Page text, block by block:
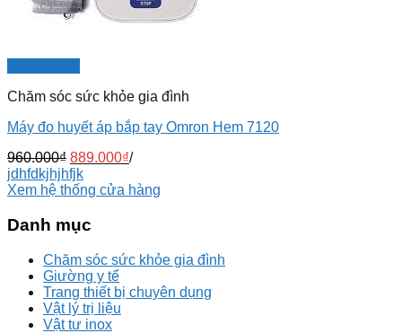
Chăm sóc sức khỏe gia đình
Máy đo huyết áp bắp tay Omron Hem 7120
960.000₫ 889.000₫/
jdhfdkjhjhfjk
Xem hệ thống cửa hàng
Danh mục
Chăm sóc sức khỏe gia đình
Giường y tế
Trang thiết bị chuyên dụng
Vật lý trị liệu
Vật tư inox